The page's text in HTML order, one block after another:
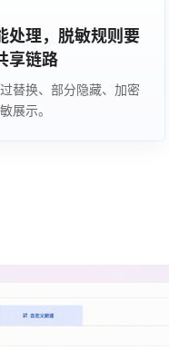
处理，脱敏规则要
享链路
替换、部分隐藏、加密
展示。